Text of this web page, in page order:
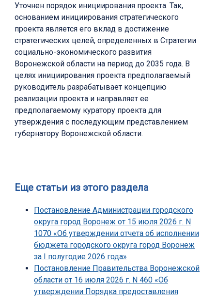
Уточнен порядок инициирования проекта. Так,
основанием инициирования стратегического
проекта является его вклад в достижение
стратегических целей, определенных в Стратегии
социально-экономического развития
Воронежской области на период до 2035 года. В
целях инициирования проекта предполагаемый
руководитель разрабатывает концепцию
реализации проекта и направляет ее
предполагаемому куратору проекта для
утверждения с последующим представлением
губернатору Воронежской области.
Еще статьи из этого раздела
Постановление Администрации городского
округа город Воронеж от 15 июля 2026 г. N
1070 «Об утверждении отчета об исполнении
бюджета городского округа город Воронеж
за I полугодие 2026 года»
Постановление Правительства Воронежской
области от 16 июля 2026 г. N 460 «Об
утверждении Порядка предоставления